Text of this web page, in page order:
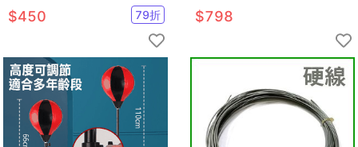
$450 79折
小欄架 直排輪 足球訓練 田徑 敏
捷度
$798